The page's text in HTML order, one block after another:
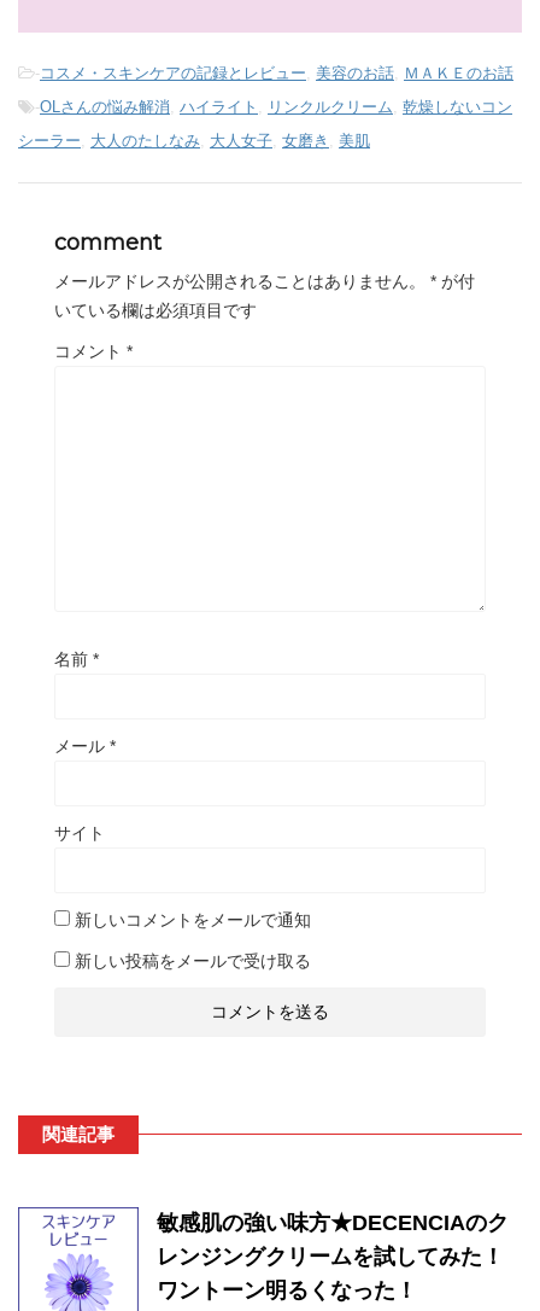
-コスメ・スキンケアの記録とレビュー 美容のお話
ＭＡＫＥのお話
-OLさんの悩み解消 ハイライト リンクルクリーム 乾燥しないコン
シーラー
大人のたしなみ 大人女子 女磨き 美肌
comment
メールアドレスが公開されることはありません。 * が付
いている欄は必須項目です
コメント *
名前 *
メール *
サイト
新しいコメントをメールで通知
新しい投稿をメールで受け取る
関連記事
敏感肌の強い味方★DECENCIAのク
レンジングクリームを試してみた！
ワントーン明るくなった！